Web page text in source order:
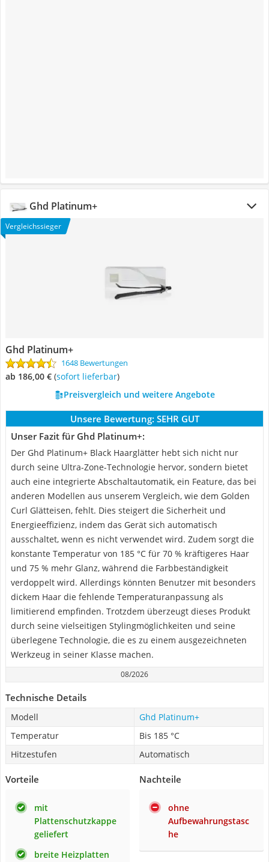
Ghd Platinum+
Vergleichssieger
Ghd Platinum+
1648 Bewertungen
ab 186,00 € ( Sofort lieferbar)
Preisvergleich und weitere Angebote
Unsere Bewertung: SEHR GUT
Unser Fazit für Ghd Platinum+:
Der Ghd Platinum+ Black Haarglätter hebt sich nicht nur
durch seine Ultra-Zone-Technologie hervor, sondern bietet
auch eine integrierte Abschaltautomatik, ein Feature, das bei
anderen Modellen aus unserem Vergleich, wie dem Golden
Curl Glätteisen, fehlt. Dies steigert die Sicherheit und
Energieeffizienz, indem das Gerät sich automatisch
ausschaltet, wenn es nicht verwendet wird. Zudem sorgt die
konstante Temperatur von 185 °C für 70 % kräftigeres Haar
und 75 % mehr Glanz, während die Farbbeständigkeit
verdoppelt wird. Allerdings könnten Benutzer mit besonders
dickem Haar die fehlende Temperaturanpassung als
limitierend empfinden. Trotzdem überzeugt dieses Produkt
durch seine vielseitigen Stylingmöglichkeiten und seine
überlegene Technologie, die es zu einem ausgezeichneten
Werkzeug in seiner Klasse machen.
08/2026
Technische Details
Modell
Ghd Platinum+
Temperatur
Bis 185 °C
Hitzestufen
Automatisch
Vorteile
mit
Plattenschutzkappe
geliefert
breite Heizplatten
Nachteile
ohne
Aufbewahrungstasc
he